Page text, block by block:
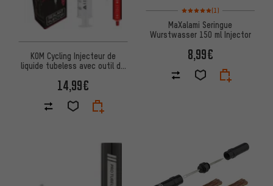
KOM Cycling Injecteur de
liquide tubeless avec outil de
14,99€
Note moyenne : 5 sur 5
(1)
MaXalami Seringue
Wurstwasser 150 ml Injector
8,99€